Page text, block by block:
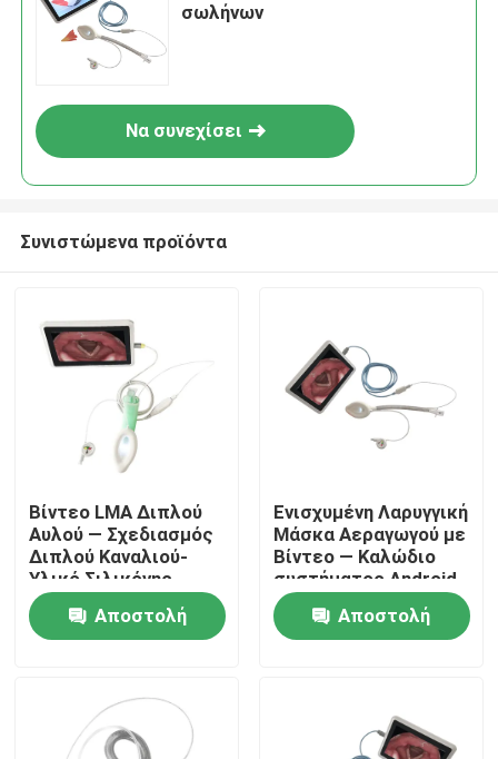
Αρχική Σελίδα
Εμφάνιση VR
σωλήνων
Να συνεχίσει
Συνιστώμενα προϊόντα
Βίντεο LMA Διπλού
Αυλού — Σχεδιασμός
Διπλού Καναλιού-
Υλικό Σιλικόνης-
Υψηλή Στεγανότητα-
ISO
Αποστολή
Ενισχυμένη Λαρυγγική
Μάσκα Αεραγωγού με
Βίντεο — Καλώδιο
συστήματος Android
— Σωλήνας
Ανθεκτικός στην
Τσάκιση-Κάμερα HD-
Αποστολή